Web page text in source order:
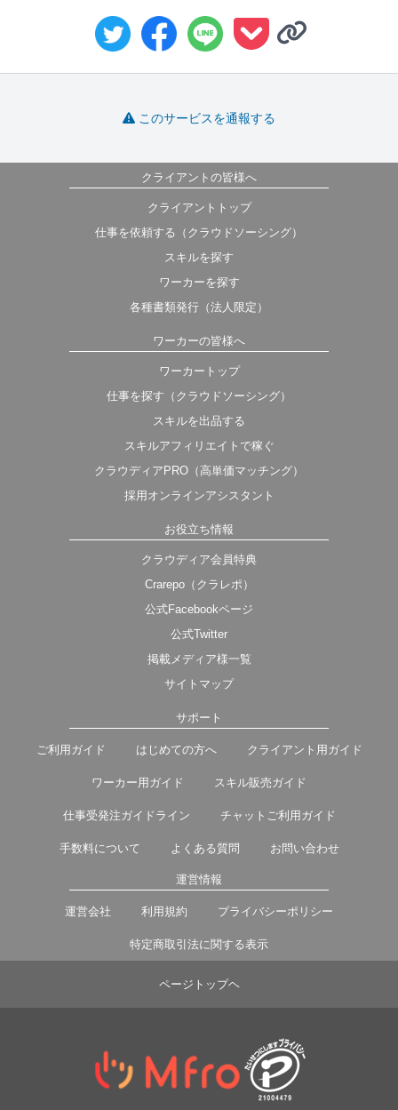
このサービスを通報する
クライアントの皆様へ
クライアントトップ
仕事を依頼する（クラウドソーシング）
スキルを探す
ワーカーを探す
各種書類発行（法人限定）
ワーカーの皆様へ
ワーカートップ
仕事を探す（クラウドソーシング）
スキルを出品する
スキルアフィリエイトで稼ぐ
クラウディアPRO（高単価マッチング）
採用オンラインアシスタント
お役立ち情報
クラウディア会員特典
Crarepo（クラレポ）
公式Facebookページ
公式Twitter
掲載メディア様一覧
サイトマップ
サポート
ご利用ガイド はじめての方へ クライアント用ガイド
ワーカー用ガイド スキル販売ガイド
仕事受発注ガイドライン チャットご利用ガイド
手数料について よくある質問 お問い合わせ
運営情報
運営会社 利用規約 プライバシーポリシー
特定商取引法に関する表示
ページトップヘ